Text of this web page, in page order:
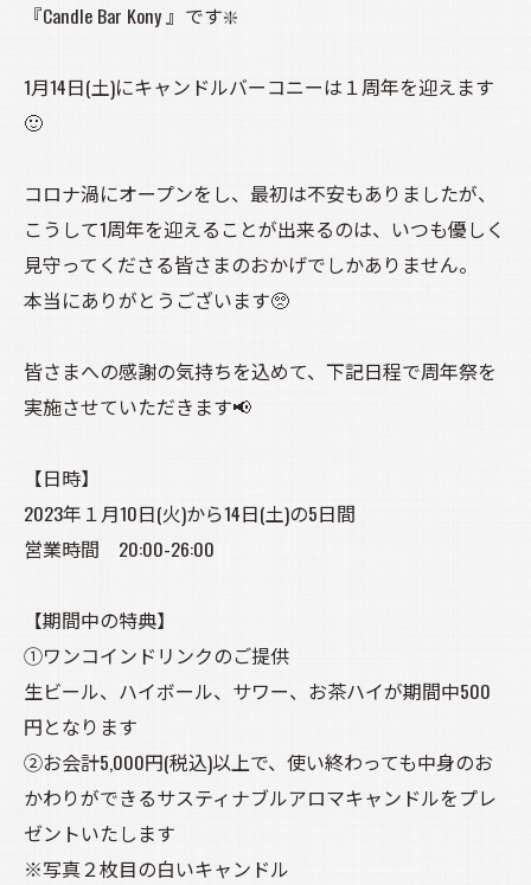
『Candle Bar Kony 』です❇️
1月14日(土)にキャンドルバーコニーは１周年を迎えます
🙂
コロナ渦にオープンをし、最初は不安もありましたが、
こうして1周年を迎えることが出来るのは、いつも優しく
見守ってくださる皆さまのおかげでしかありません。
本当にありがとうございます🥺
皆さまへの感謝の気持ちを込めて、下記日程で周年祭を
実施させていただきます📢
【日時】
2023年１月10日(火)から14日(土)の5日間
営業時間 20:00-26:00
【期間中の特典】
①ワンコインドリンクのご提供
生ビール、ハイボール、サワー、お茶ハイが期間中500
円となります
②お会計5,000円(税込)以上で、使い終わっても中身のお
かわりができるサスティナブルアロマキャンドルをプレ
ゼントいたします
※写真２枚目の白いキャンドル